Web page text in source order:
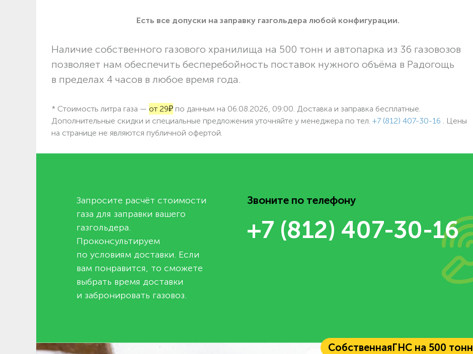
Есть все допуски нa заправку газгольдера любой конфигурации.
Наличие собственного газового хранилища на 500 тонн и автопарка из 36 газовозов
позволяет нам обеспечить бесперебойность поставок нужного объёма в Радогощь
в пределах 4 часов в любое время года.
* Стоимость литра газа — от 29₽ по данным на 06.08.2026, 09:00. Доставка и заправка бесплатные.
Дополнительные скидки и специальные предложения уточняйте у менеджера по тел. +7 (812) 407-30-16 . Цены
на странице не являются публичной офертой.
Запросите расчёт стоимости
газа для заправки вашего
газгольдера.
Проконсультируем
по условиям доставки. Если
вам понравится, то сможете
выбрать время доставки
и забронировать газовоз.
Звоните по телефону
+7 (812) 407-30-16
СобственнаяГНС на 500 тонн